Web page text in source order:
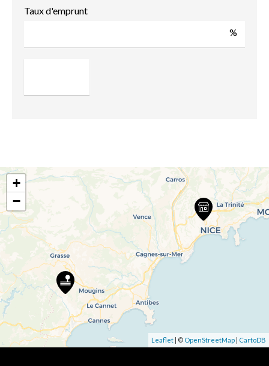
Taux d'emprunt
%
+
−
Leaflet | © OpenStreetMap | CartoDB